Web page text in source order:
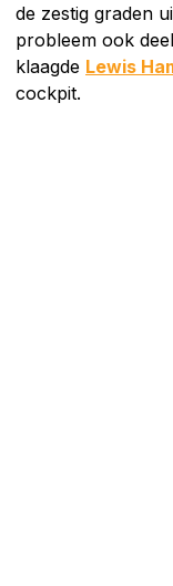
de zestig graden
probleem ook
klaagde Lewis
cockpit.